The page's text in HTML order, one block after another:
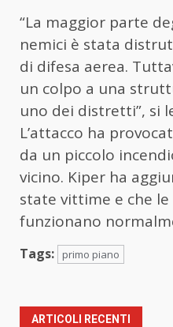
“La maggior parte
nemici è stata
di difesa aerea.
un colpo a una
uno dei distretti”, si
L’attacco ha
da un piccolo
vicino. Kiper ha
state vittime e che
funzionano
Tags: primo piano
ARTICOLI RECENTI